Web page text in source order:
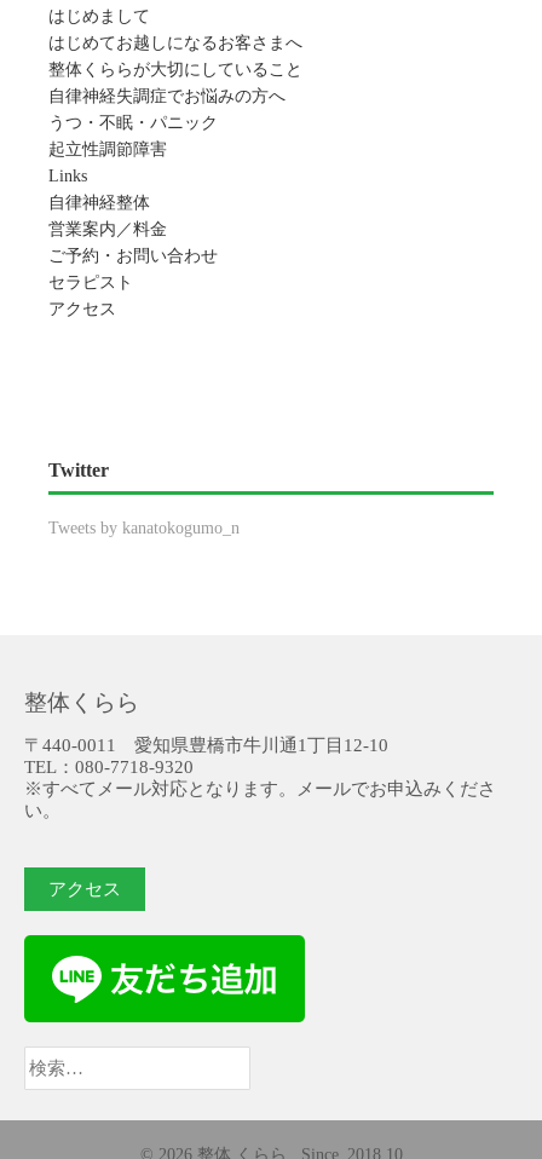
はじめまして
はじめてお越しになるお客さまへ
整体くららが大切にしていること
自律神経失調症でお悩みの方へ
うつ・不眠・パニック
起立性調節障害
Links
自律神経整体
営業案内／料金
ご予約・お問い合わせ
セラピスト
アクセス
Twitter
Tweets by kanatokogumo_n
整体くらら
〒440-0011 愛知県豊橋市牛川通1丁目12-10
TEL：080-7718-9320
※すべてメール対応となります。メールでお申込みくださ
い。
アクセス
検
索:
© 2026 整体 くらら . Since_2018.10